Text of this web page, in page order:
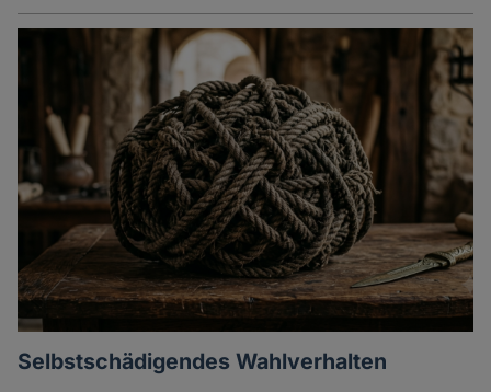
Selbstschädigendes Wahlverhalten